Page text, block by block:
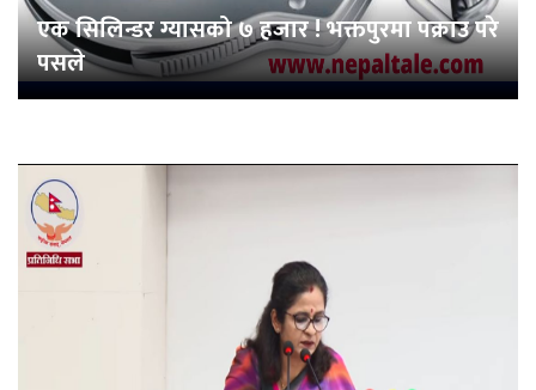
एक सिलिन्डर ग्यासको ७ हजार ! भक्तपुरमा पक्राउ परे
पसले